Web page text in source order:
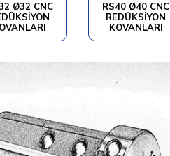
Ø32 CNC
RS40 Ø40 CNC
REDÜKSİYON
KOVANLARI